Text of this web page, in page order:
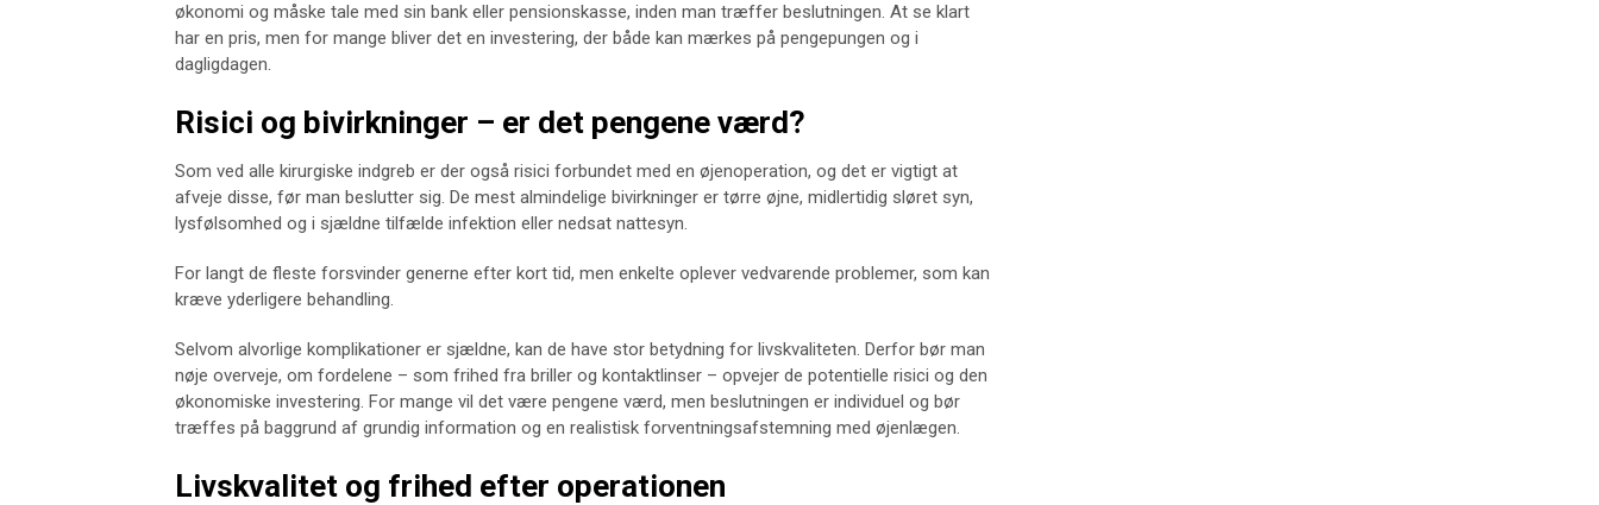
økonomi og måske tale med sin bank eller pensionskasse, inden man træffer beslutningen. At se klart
har en pris, men for mange bliver det en investering, der både kan mærkes på pengepungen og i
dagligdagen.
Risici og bivirkninger – er det pengene værd?
Som ved alle kirurgiske indgreb er der også risici forbundet med en øjenoperation, og det er vigtigt at
afveje disse, før man beslutter sig. De mest almindelige bivirkninger er tørre øjne, midlertidig sløret syn,
lysfølsomhed og i sjældne tilfælde infektion eller nedsat nattesyn.
For langt de fleste forsvinder generne efter kort tid, men enkelte oplever vedvarende problemer, som kan
kræve yderligere behandling.
Selvom alvorlige komplikationer er sjældne, kan de have stor betydning for livskvaliteten. Derfor bør man
nøje overveje, om fordelene – som frihed fra briller og kontaktlinser – opvejer de potentielle risici og den
økonomiske investering. For mange vil det være pengene værd, men beslutningen er individuel og bør
træffes på baggrund af grundig information og en realistisk forventningsafstemning med øjenlægen.
Livskvalitet og frihed efter operationen